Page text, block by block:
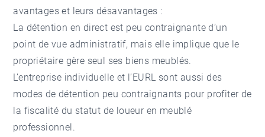
avantages et leurs désavantages :
La détention en direct est peu contraignante d’un
point de vue administratif, mais elle implique que le
propriétaire gère seul ses biens meublés.
L’entreprise individuelle et l’EURL sont aussi des
modes de détention peu contraignants pour profiter de
la fiscalité du statut de loueur en meublé
professionnel.